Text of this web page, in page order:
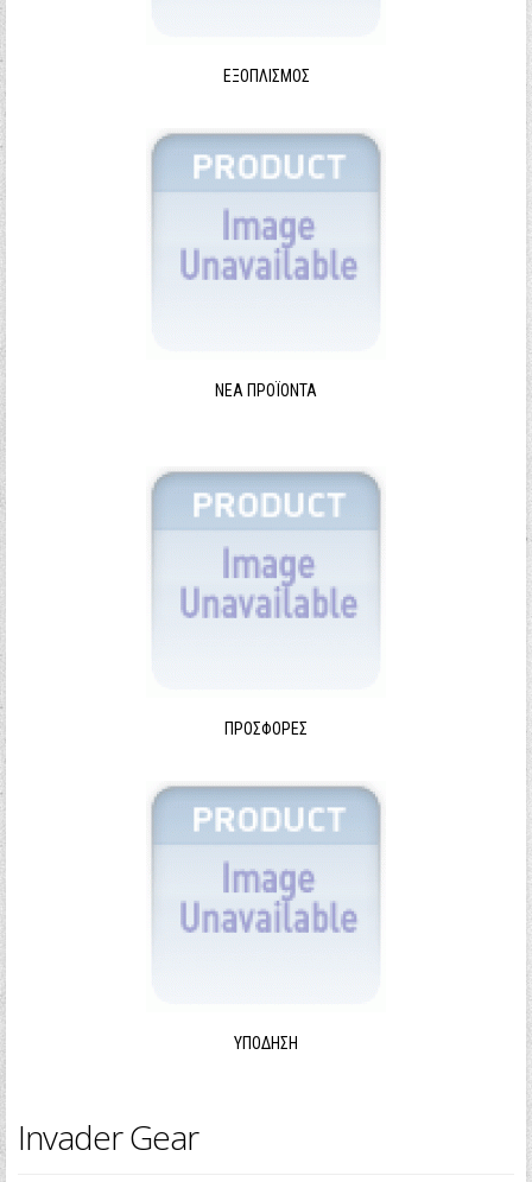
ΕΞΟΠΛΙΣΜΌΣ
ΝΈΑ ΠΡΟΪΌΝΤΑ
ΠΡΟΣΦΟΡΈΣ
ΥΠΌΔΗΣΗ
Invader Gear